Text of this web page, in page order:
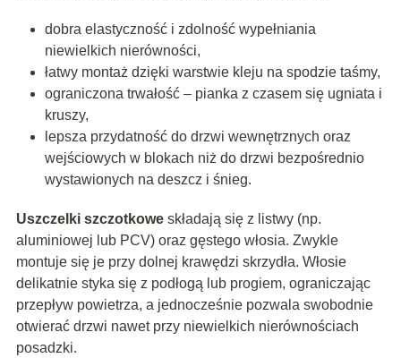
dobra elastyczność i zdolność wypełniania
niewielkich nierówności,
łatwy montaż dzięki warstwie kleju na spodzie taśmy,
ograniczona trwałość – pianka z czasem się ugniata i
kruszy,
lepsza przydatność do drzwi wewnętrznych oraz
wejściowych w blokach niż do drzwi bezpośrednio
wystawionych na deszcz i śnieg.
Uszczelki szczotkoweskładają się z listwy (np.
aluminiowej lub PCV) oraz gęstego włosia. Zwykle
montuje się je przy dolnej krawędzi skrzydła. Włosie
delikatnie styka się z podłogą lub progiem, ograniczając
przepływ powietrza, a jednocześnie pozwala swobodnie
otwierać drzwi nawet przy niewielkich nierównościach
posadzki.